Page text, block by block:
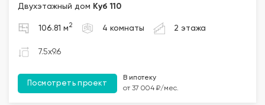
Двухэтажный дом Куб 110
106.81 м 2 4 комнаты 2 этажа
7.5x9.6
Посмотреть проект
В ипотеку
от 37 004 ₽/мес.